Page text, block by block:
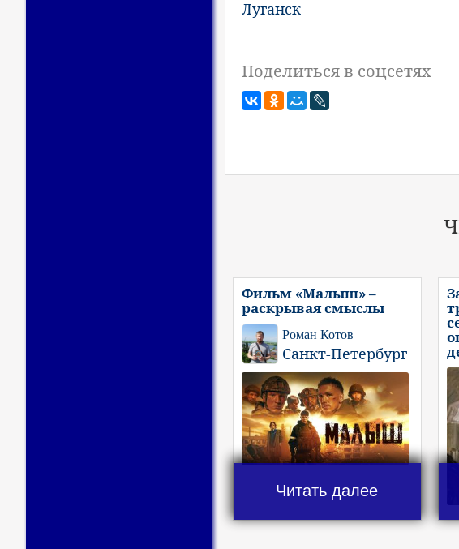
Луганск
Поделиться в соцсетях
Фильм «Малыш» –
раскрывая смыслы
Роман Котов
Санкт-Петербург
Читать далее